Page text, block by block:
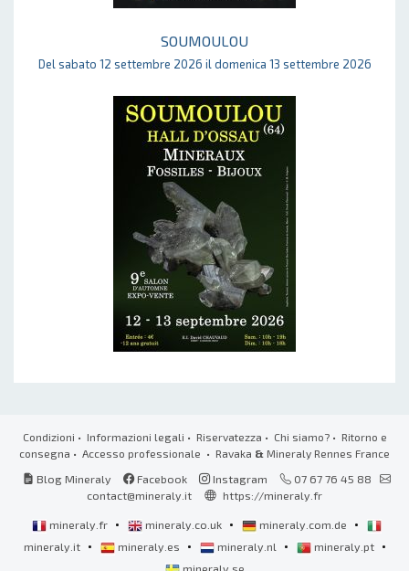
SOUMOULOU
Del sabato 12 settembre 2026 il domenica 13 settembre 2026
Condizioni • Informazioni legali • Riservatezza • Chi siamo?• Ritorno e
consegna • Accesso professionale • Ravaka & Mineraly Rennes France
Blog Mineraly
Facebook Instagram
07 67 76 45 88
contact@mineraly.it
https://mineraly.fr
mineraly.fr • mineraly.co.uk • mineraly.com.de •
mineraly.it • mineraly.es • mineraly.nl • mineraly.pt •
mineraly.se